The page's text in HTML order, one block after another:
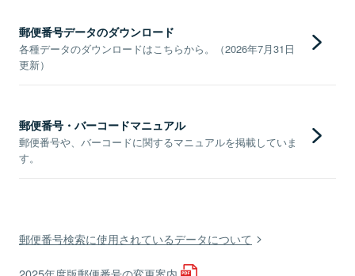
郵便番号データのダウンロード
各種データのダウンロードはこちらから。（2026年7月31日
更新）
郵便番号・バーコードマニュアル
郵便番号や、バーコードに関するマニュアルを掲載していま
す。
郵便番号検索に使用されているデータについて